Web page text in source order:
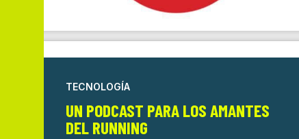
TECNOLOGÍA
UN PODCAST PARA LOS AMANTES
DEL RUNNING